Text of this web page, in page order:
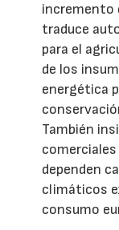
incremento
traduce
para el
de los
energética
También
dependen
climáticos
consumo